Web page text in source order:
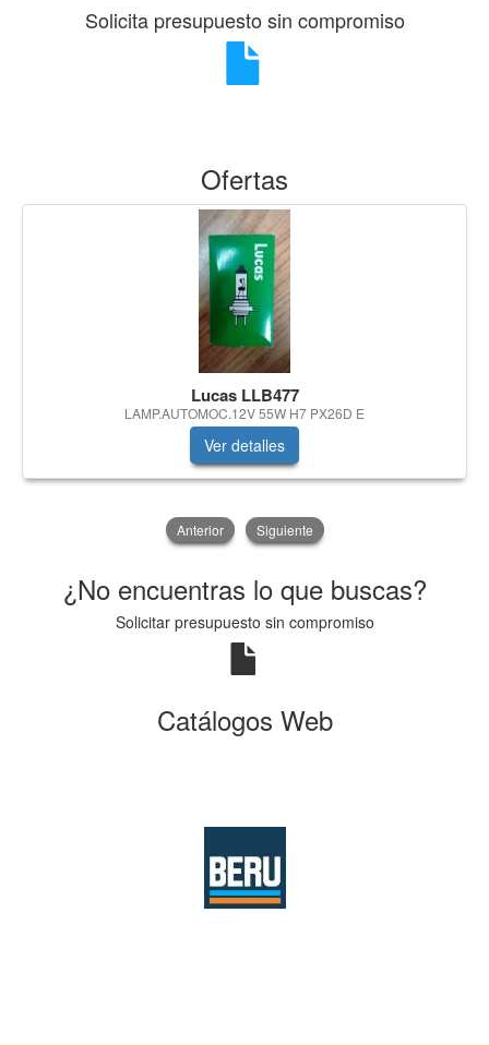
Solicita presupuesto sin compromiso
Ofertas
Lucas LLB477
LAMP.AUTOMOC.12V 55W H7 PX26D E
Ver detalles
Anterior Siguiente
¿No encuentras lo que buscas?
Solicitar presupuesto sin compromiso
Catálogos Web